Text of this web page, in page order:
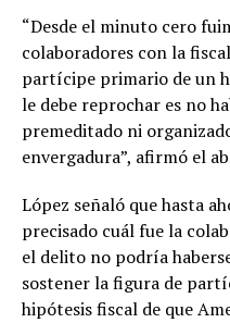
“Desde el minuto cero
colaboradores con la
partícipe primario de un
le debe reprochar es no
premeditado ni
envergadura”, afirmó el
López señaló que hasta
precisado cuál fue la
el delito no podría
sostener la figura de
hipótesis fiscal de que